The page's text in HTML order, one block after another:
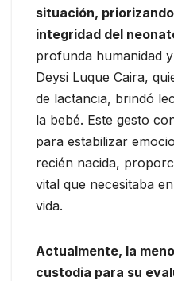
situación,
integridad del
profunda humanidad
Deysi Luque Caira,
de lactancia, brindó
la bebé. Este gesto
para estabilizar
recién nacida,
vital que necesitaba
vida.
Actualmente, la
custodia para su